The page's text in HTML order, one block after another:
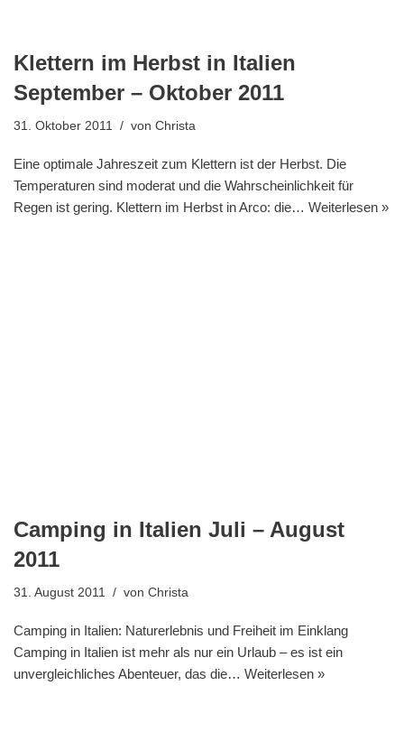
Klettern im Herbst in Italien
September – Oktober 2011
31. Oktober 2011 von Christa
Eine optimale Jahreszeit zum Klettern ist der Herbst. Die
Temperaturen sind moderat und die Wahrscheinlichkeit für
Regen ist gering. Klettern im Herbst in Arco: die… Weiterlesen »
Camping in Italien Juli – August
2011
31. August 2011 von Christa
Camping in Italien: Naturerlebnis und Freiheit im Einklang
Camping in Italien ist mehr als nur ein Urlaub – es ist ein
unvergleichliches Abenteuer, das die… Weiterlesen »